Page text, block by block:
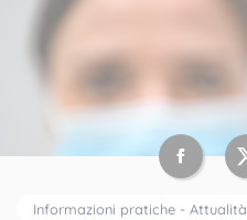
Informazioni pratiche - Attualità